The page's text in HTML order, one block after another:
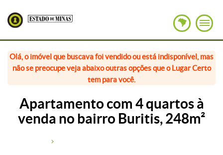
Olá, o imóvel que buscava foi vendido ou está indisponível, mas
não se preocupe veja abaixo outras opções que o Lugar Certo
tem para você.
Apartamento com 4 quartos à
venda no bairro Buritis, 248m²